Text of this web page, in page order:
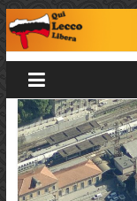
Salta
al
contenuto
Qui
Lecco
Libera